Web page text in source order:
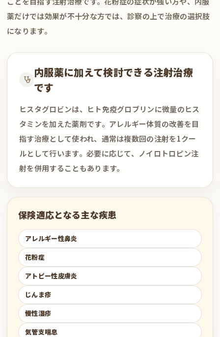
薬だけでは効果が不十分な方では、診察の上で治療の選択肢
になります。
内服薬に加えて検討できる注射治療
です
ヒスタグロビンは、ヒト免疫グロブリンに微量のヒス
タミンを加えた薬剤です。アレルギー体質の改善を目
指す治療として使われ、通常は複数回の注射を1クー
ルとして行います。必要に応じて、ノイロトロピン注
射を併用することもあります。
保険適応となる主な疾患
アレルギー性鼻炎
花粉症
アトピー性皮膚炎
じんま疹
慢性湿疹
気管支喘息